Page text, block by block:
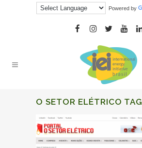
Powered by
O SETOR ELÉTRICO TAG